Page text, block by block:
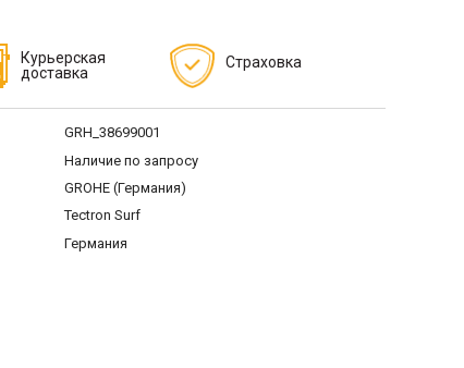
Курьерская
доставка
Страховка
GRH_38699001
Наличие по запросу
GROHE (Германия)
Tectron Surf
Германия